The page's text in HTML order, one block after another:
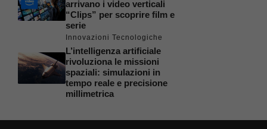
arrivano i video verticali
“Clips” per scoprire film e
serie
Innovazioni Tecnologiche
L’intelligenza artificiale
rivoluziona le missioni
spaziali: simulazioni in
tempo reale e precisione
millimetrica